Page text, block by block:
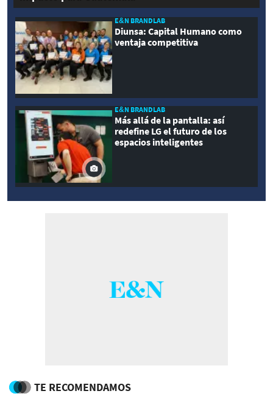
E&N BRANDLAB
Diunsa: Capital Humano como
ventaja competitiva
E&N BRANDLAB
Más allá de la pantalla: así
redefine LG el futuro de los
espacios inteligentes
TE RECOMENDAMOS